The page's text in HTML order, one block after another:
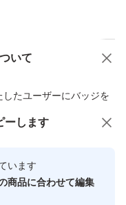
ます。
さい。
ご理解下さい。
剥がし後等がある場
下さい。
いて
たユーザーにバッジを
なユーザーです
商品への質問
ーします
います
商品に合わせて編集